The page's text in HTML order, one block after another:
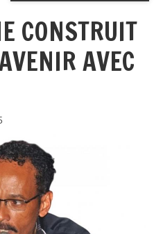
CONSTRUIT
AVEC